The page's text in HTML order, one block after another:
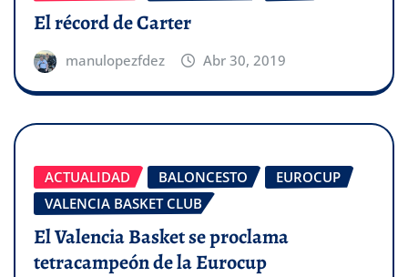
El récord de Carter
manulopezfdez Abr 30, 2019
ACTUALIDAD BALONCESTO
EUROCUP
VALENCIA BASKET CLUB
El Valencia Basket se proclama
tetracampeón de la Eurocup